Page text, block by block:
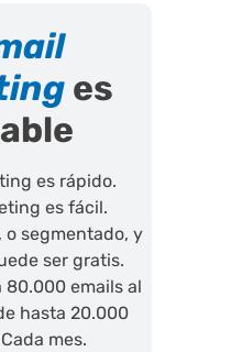
es
es rápido.
es fácil.
o segmentado, y
ser gratis.
80.000 emails al
hasta 20.000
mes.